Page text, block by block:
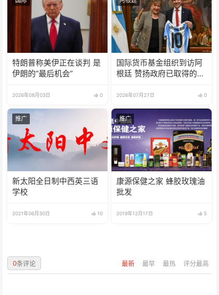
特朗普称美伊正在谈判 是
伊朗的“最后机会”
2026年08月03日 0
国际货币基金组织到访阿
根廷 赞扬政府已取得的成
2026年07月27日 0
推广
新太阳全日制中西英三语
学校
2021年06月30日 10
推广
康源保健之家 蜂胶玫瑰油
批发
2019年12月17日 5
最新 最早 最热 评分最高
0条评论